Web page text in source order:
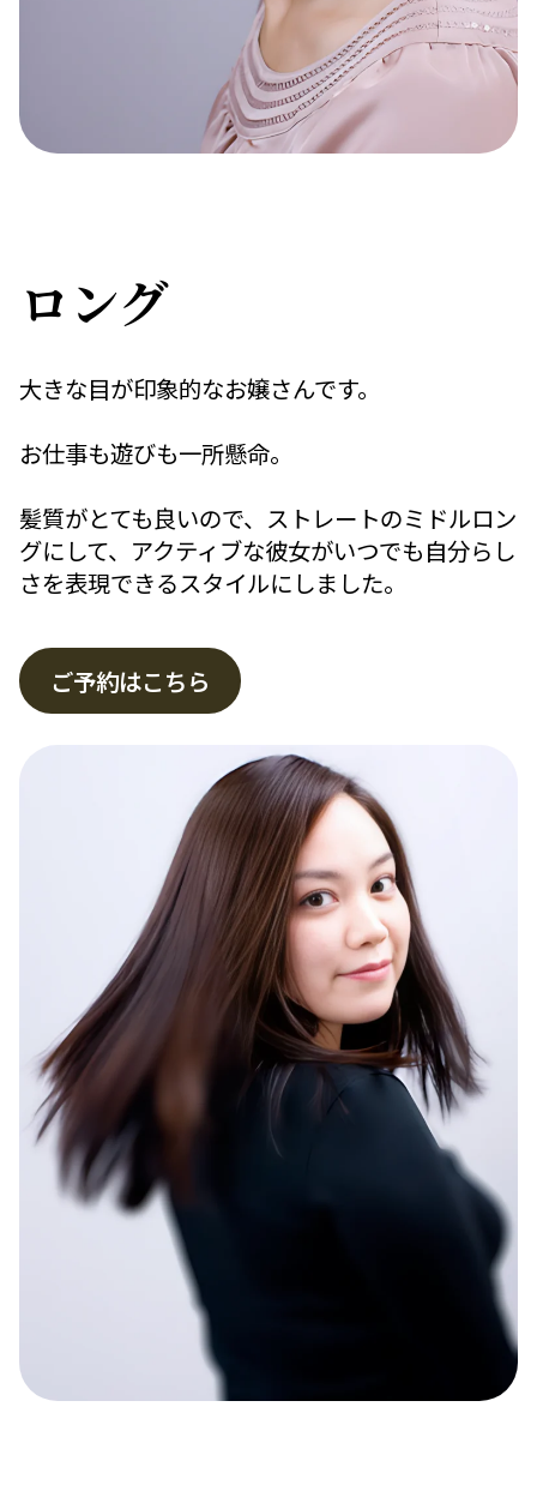
ロング
大きな目が印象的なお嬢さんです。
お仕事も遊びも一所懸命。
髪質がとても良いので、ストレートのミドルロン
グにして、アクティブな彼女がいつでも自分らし
さを表現できるスタイルにしました。
ご予約はこちら